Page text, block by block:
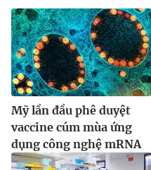
Mỹ lần đầu phê duyệt
vaccine cúm mùa ứng
dụng công nghệ mRNA